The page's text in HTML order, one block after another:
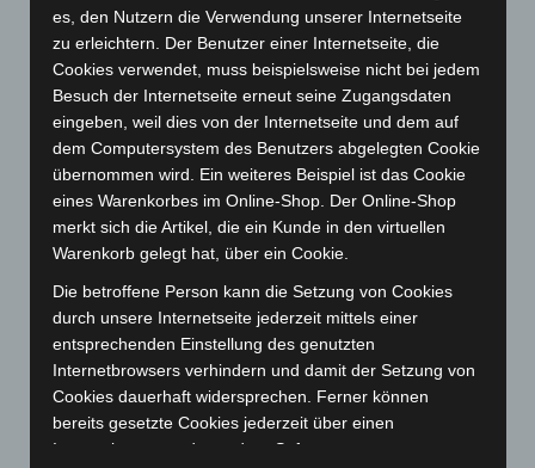
November 2023
(130)
Oktober 2023(114)
September 2023(133)
August 2023(134)
Juli 2023(118)
Juni 2023(142)
Mai 2023(139)
April 2023(155)
März 2023(174)
Februar 2023(154)
Januar 2023(140)
Dezember 2022(130)
November 2022
es, den Nutzern die Verwendung unserer Internetseite
zu erleichtern. Der Benutzer einer Internetseite, die
Cookies verwendet, muss beispielsweise nicht bei jedem
Besuch der Internetseite erneut seine Zugangsdaten
eingeben, weil dies von der Internetseite und dem auf
dem Computersystem des Benutzers abgelegten Cookie
übernommen wird. Ein weiteres Beispiel ist das Cookie
eines Warenkorbes im Online-Shop. Der Online-Shop
merkt sich die Artikel, die ein Kunde in den virtuellen
Warenkorb gelegt hat, über ein Cookie.
Die betroffene Person kann die Setzung von Cookies
durch unsere Internetseite jederzeit mittels einer
entsprechenden Einstellung des genutzten
Internetbrowsers verhindern und damit der Setzung von
Cookies dauerhaft widersprechen. Ferner können
bereits gesetzte Cookies jederzeit über einen
Internetbrowser oder andere Softwareprogramme